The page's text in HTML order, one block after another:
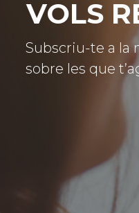
VOLS
Subscriu-te a la
sobre les que